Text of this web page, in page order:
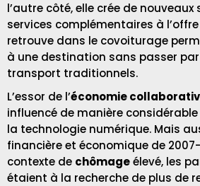
l’autre côté, elle crée de nouveaux
services complémentaires à
retrouve dans le covoiturage
à une destination sans passer
transport traditionnels.
L’essor de l’économie collaborativ
influencé de manière
la technologie numérique. Mais
financière et économique de
contexte de chômageélevé, les
étaient à la recherche de plus de